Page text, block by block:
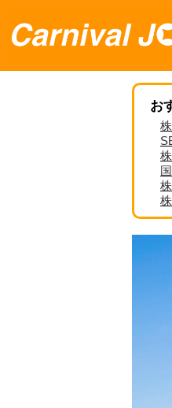
お